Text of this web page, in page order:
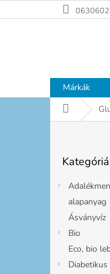
a
Márkák
Kezdőlap
átugrása
alapanyag
Ásványvíz
Bio
Eco, bio
Diabetikus